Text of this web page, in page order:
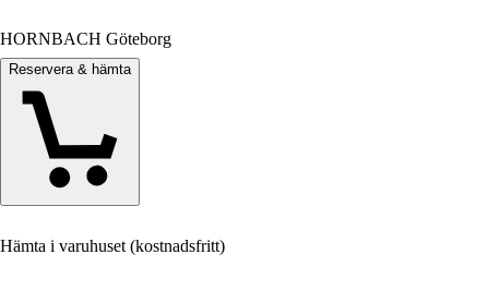
HORNBACH Göteborg
Reservera & hämta
Hämta i varuhuset (kostnadsfritt)